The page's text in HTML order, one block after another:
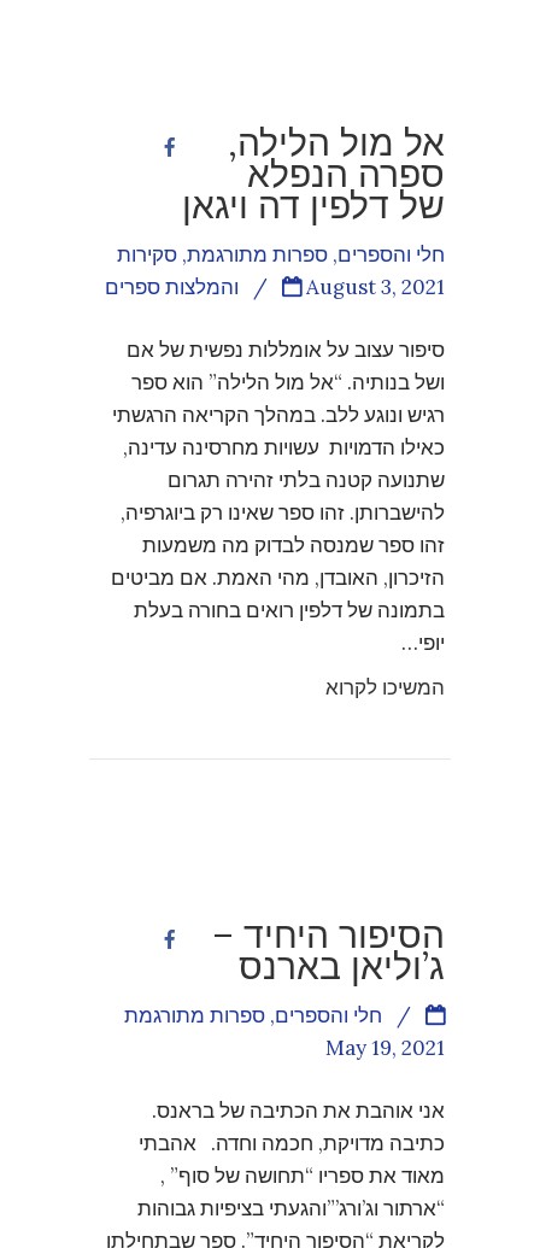
אל מול הלילה,
ספרה הנפלא
של דלפין דה ויגאן
חלי והספרים, ספרות מתורגמת, סקירות
והמלצות ספרים
/ August 3, 2021
סיפור עצוב על אומללות נפשית של אם
ושל בנותיה. “אל מול הלילה” הוא ספר
רגיש ונוגע ללב. במהלך הקריאה הרגשתי
כאילו הדמויות עשויות מחרסינה עדינה,
שתנועה קטנה בלתי זהירה תגרום
להישברותן. זהו ספר שאינו רק ביוגרפיה,
זהו ספר שמנסה לבדוק מה משמעות
הזיכרון, האובדן, מהי האמת. אם מביטים
בתמונה של דלפין רואים בחורה בעלת
יופי…
המשיכו לקרוא
הסיפור היחיד –
ג’וליאן בארנס
חלי והספרים, ספרות מתורגמת
/
May 19, 2021
אני אוהבת את הכתיבה של בראנס.
כתיבה מדויקת, חכמה וחדה. אהבתי
מאוד את ספריו “תחושה של סוף” ,
“ארתור וג’ורג’”והגעתי בציפיות גבוהות
לקריאת “הסיפור היחיד”. ספר שבתחילתו